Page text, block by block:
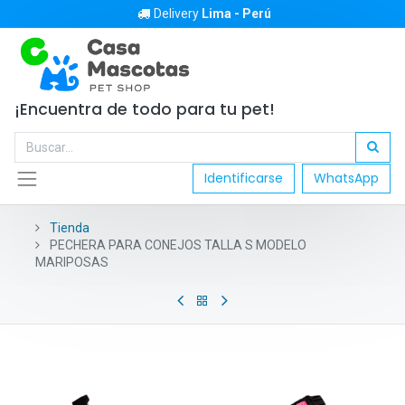
Delivery Lima - Perú
¡Encuentra de todo para tu pet!
Identificarse WhatsApp
Tienda
PECHERA PARA CONEJOS TALLA S MODELO
MARIPOSAS